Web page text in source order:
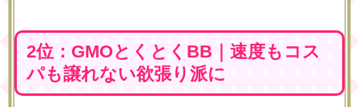
2位：GMOとくとくBB｜速度もコス
パも譲れない欲張り派に